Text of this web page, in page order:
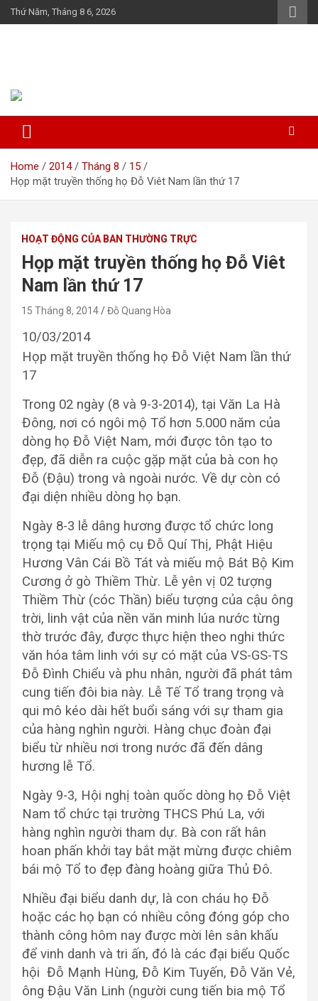
Skip
to
Thứ Năm, Tháng 8 6, 2026
Home 2014 Tháng 8
15
Họp mặt truyền thống họ Đỗ Viêt Nam lần thứ 17
HOẠT ĐỘNG CỦA BAN THƯỜNG TRỰC
Họp mặt truyền thống họ Đỗ Viêt
Nam lần thứ 17
15 Tháng 8, 2014 Đỗ Quang Hòa
10/03/2014
Họp mặt truyền thống họ Đỗ Việt Nam lần thứ
17
Trong 02 ngày (8 và 9-3-2014), tại Văn La Hà
Đông, nơi có ngôi mộ Tổ hơn 5.000 năm của
dòng họ Đỗ Việt Nam, mới được tôn tạo to
đẹp, đã diễn ra cuộc gặp mặt của bà con họ
Đỗ (Đậu) trong và ngoài nước. Về dự còn có
đại diện nhiều dòng họ bạn.
Ngày 8-3 lễ dâng hương được tổ chức long
trọng tại Miếu mộ cụ Đỗ Quí Thị, Phật Hiệu
Hương Vân Cái Bồ Tát và miếu mộ Bát Bộ Kim
Cương ở gò Thiềm Thừ. Lễ yên vị 02 tượng
Thiềm Thừ (cóc Thần) biểu tượng của cậu ông
trời, linh vật của nền văn minh lúa nước từng
thờ trước đây, được thực hiện theo nghi thức
văn hóa tâm linh với sự có mặt của VS-GS-TS
Đỗ Đình Chiểu và phu nhân, người đã phát tâm
cung tiến đôi bia này. Lễ Tế Tổ trang trọng và
qui mô kéo dài hết buổi sáng với sự tham gia
của hàng nghìn người. Hàng chục đoàn đại
biểu từ nhiều nơi trong nước đã đến dâng
hương lễ Tổ.
Ngày 9-3, Hội nghị toàn quốc dòng họ Đỗ Việt
Nam tổ chức tại trường THCS Phú La, với
hàng nghìn người tham dự. Bà con rất hân
hoan phấn khởi tay bắt mặt mừng được chiêm
bái mộ Tổ to đẹp đàng hoàng giữa Thủ Đô.
Nhiều đại biểu danh dự, là con cháu họ Đỗ
hoặc các họ bạn có nhiều công đóng góp cho
thành công hôm nay được mời lên sân khấu
để vinh danh và tri ấn, đó là các đại biểu Quốc
hội Đỗ Mạnh Hùng, Đỗ Kim Tuyến, Đỗ Văn Vẻ,
ông Đậu Văn Linh (người cung tiến bia mộ Tổ